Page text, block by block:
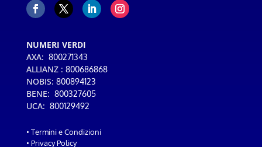
NUMERI VERDI
AXA: 800271343
ALLIANZ : 800686868
NOBIS: 800894123
BENE: 800327605
UCA: 800129492
• Termini e Condizioni
• Privacy Policy